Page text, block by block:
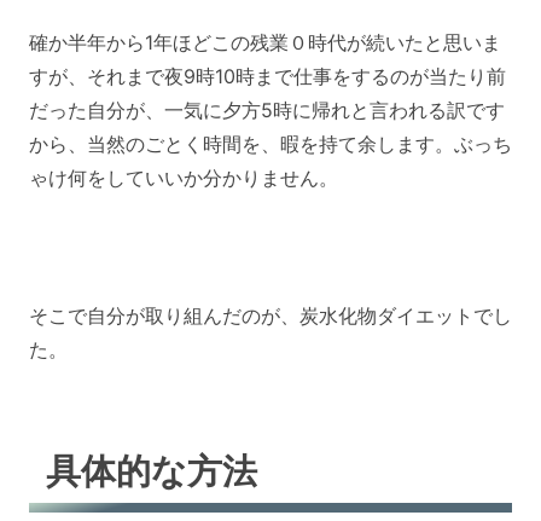
確か半年から1年ほどこの残業０時代が続いたと思いま
すが、それまで夜9時10時まで仕事をするのが当たり前
だった自分が、一気に夕方5時に帰れと言われる訳です
から、当然のごとく時間を、暇を持て余します。ぶっち
ゃけ何をしていいか分かりません。
そこで自分が取り組んだのが、炭水化物ダイエットでし
た。
具体的な方法